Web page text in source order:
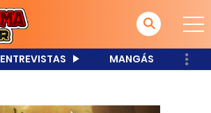
ENTREVISTAS MANGÁS